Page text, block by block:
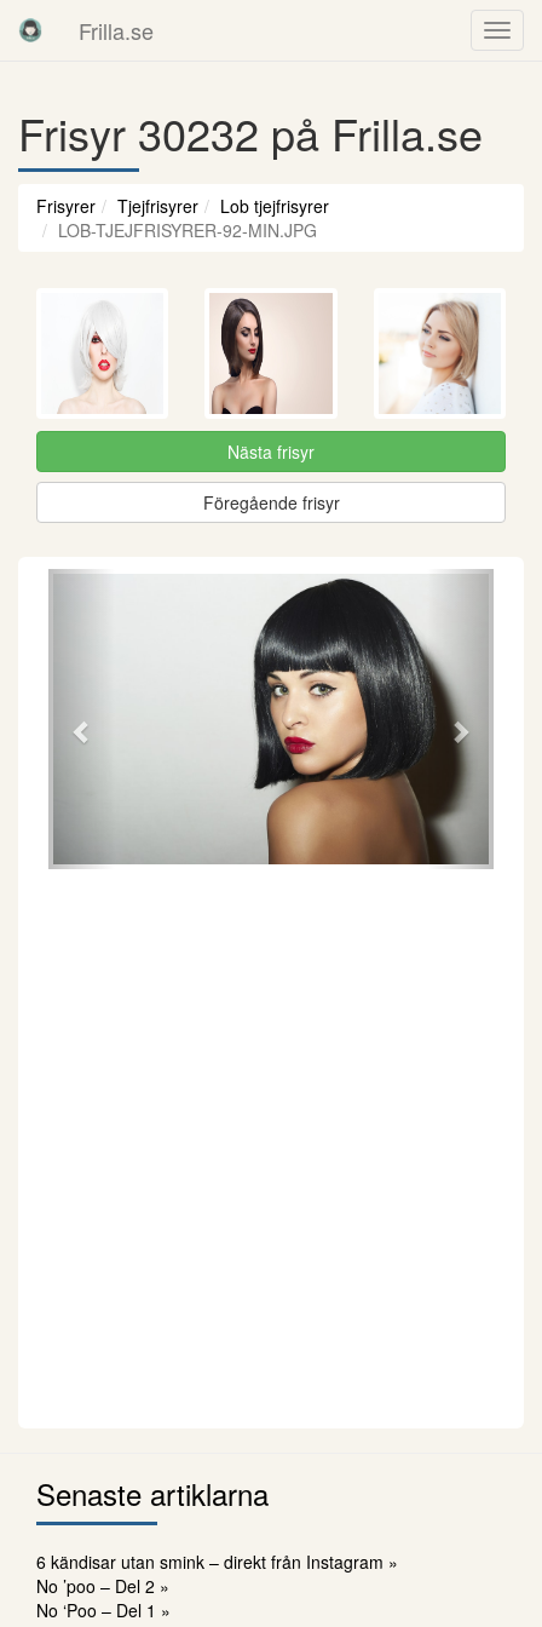
Frilla.se
Frisyr 30232 på Frilla.se
Frisyrer Tjejfrisyrer
Lob tjejfrisyrer
LOB-TJEJFRISYRER-92-MIN.JPG
Nästa frisyr
Föregående frisyr
Senaste artiklarna
6 kändisar utan smink – direkt från Instagram »
No ’poo – Del 2 »
No ‘Poo – Del 1 »